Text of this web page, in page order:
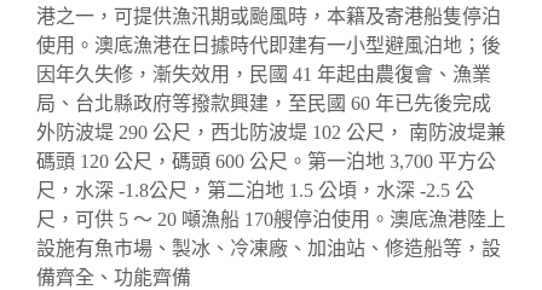
港之一，可提供漁汛期或颱風時，本籍及寄港船隻停泊
使用。澳底漁港在日據時代即建有一小型避風泊地；後
因年久失修，漸失效用，民國 41 年起由農復會、漁業
局、台北縣政府等撥款興建，至民國 60 年已先後完成
外防波堤 290 公尺，西北防波堤 102 公尺， 南防波堤兼
碼頭 120 公尺，碼頭 600 公尺。第一泊地 3,700 平方公
尺，水深 -1.8公尺，第二泊地 1.5 公頃，水深 -2.5 公
尺，可供 5 ～ 20 噸漁船 170艘停泊使用。澳底漁港陸上
設施有魚市場、製冰、冷凍廠、加油站、修造船等，設
備齊全、功能齊備